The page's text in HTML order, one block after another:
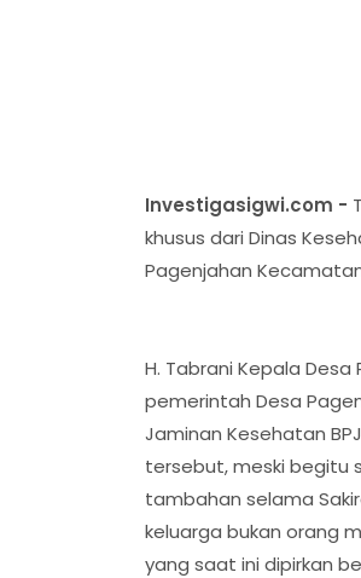
Investigasigwi.com -
khusus dari Dinas
Pagenjahan
H. Tabrani Kepala
pemerintah Desa
Jaminan Kesehatan
tersebut, meski begitu
tambahan selama
keluarga bukan orang
yang saat ini dipirkan